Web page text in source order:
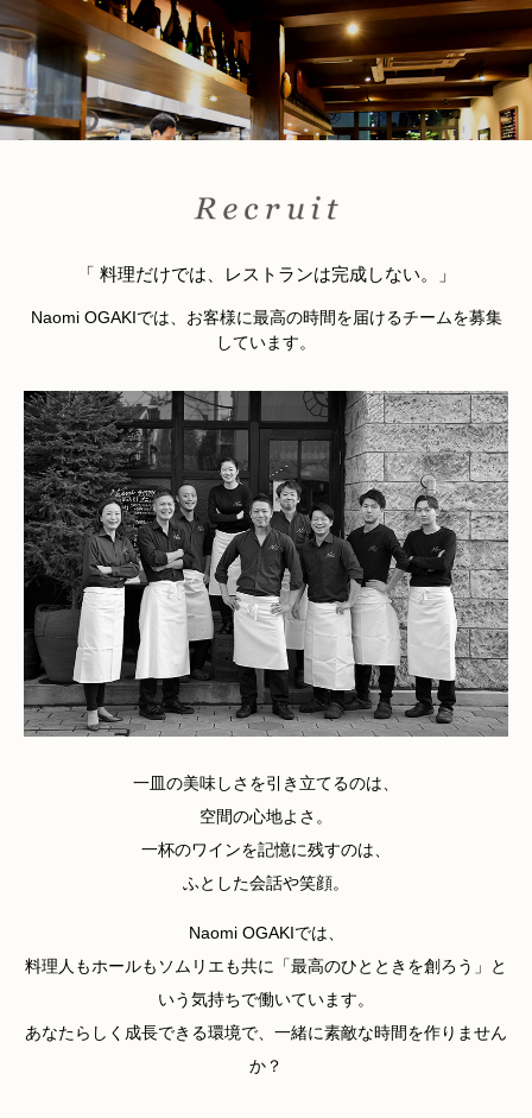
「 料理だけでは、レストランは完成しない。」
Naomi OGAKIでは、お客様に最高の時間を届けるチームを募集
しています。
一皿の美味しさを引き立てるのは、
空間の心地よさ。
一杯のワインを記憶に残すのは、
ふとした会話や笑顔。
Naomi OGAKIでは、
料理人もホールもソムリエも共に「最高のひとときを創ろう」と
いう気持ちで働いています。
あなたらしく成長できる環境で、一緒に素敵な時間を作りません
か？